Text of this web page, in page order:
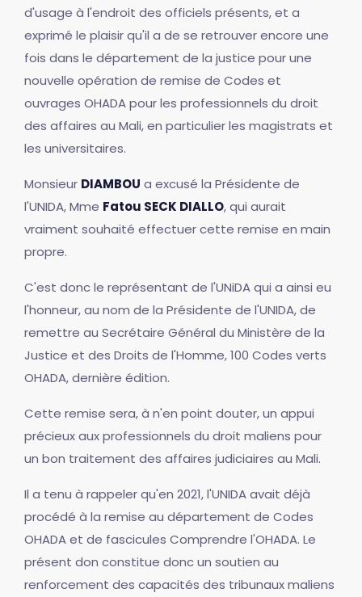
d'usage à l'endroit des officiels présents, et a
exprimé le plaisir qu'il a de se retrouver encore une
fois dans le département de la justice pour une
nouvelle opération de remise de Codes et
ouvrages OHADA pour les professionnels du droit
des affaires au Mali, en particulier les magistrats et
les universitaires.
Monsieur DIAMBOU a excusé la Présidente de
l'UNIDA, Mme Fatou SECK DIALLO, qui aurait
vraiment souhaité effectuer cette remise en main
propre.
C'est donc le représentant de l'UNiDA qui a ainsi eu
l'honneur, au nom de la Présidente de l'UNIDA, de
remettre au Secrétaire Général du Ministère de la
Justice et des Droits de l'Homme, 100 Codes verts
OHADA, dernière édition.
Cette remise sera, à n'en point douter, un appui
précieux aux professionnels du droit maliens pour
un bon traitement des affaires judiciaires au Mali.
Il a tenu à rappeler qu'en 2021, l'UNIDA avait déjà
procédé à la remise au département de Codes
OHADA et de fascicules Comprendre l'OHADA. Le
présent don constitue donc un soutien au
renforcement des capacités des tribunaux maliens